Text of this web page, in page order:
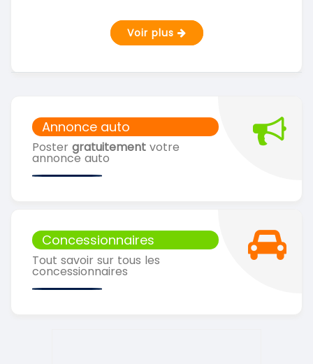
Annonce auto
Poster gratuitement votre
annonce auto
Concessionnaires
Tout savoir sur tous les
concessionnaires
Voir plus